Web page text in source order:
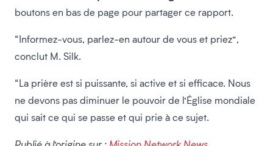
boutons en bas de page pour partager ce rapport.
“Informez-vous, parlez-en autour de vous et priez”,
conclut M. Silk.
“La prière est si puissante, si active et si efficace. Nous
ne devons pas diminuer le pouvoir de l’Église mondiale
qui sait ce qui se passe et qui prie à ce sujet.